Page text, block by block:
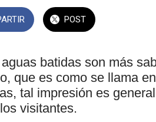
POST
batidas son más
que es como se llama
tal impresión es
visitantes.